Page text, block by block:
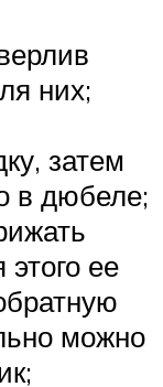
них;
затем
в дюбеле;
этого ее
можно